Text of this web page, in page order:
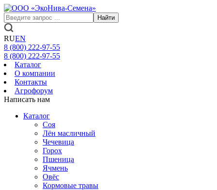
Найти
RUEN
8 (800) 222-97-55
8 (800) 222-97-55
Каталог
О компании
Контакты
Агрофорум
Написать нам
Каталог
Соя
Лён масличный
Чечевица
Горох
Пшеница
Ячмень
Овёс
Кормовые травы